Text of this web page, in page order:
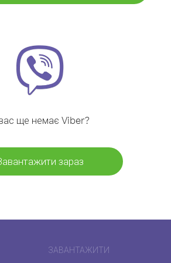
ще немає Viber?
зараз
ЗАВАНТАЖИТИ